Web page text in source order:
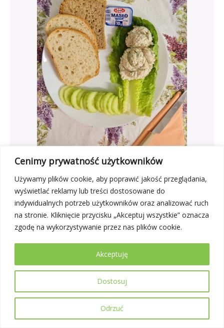
Cenimy prywatność użytkowników
Używamy plików cookie, aby poprawić jakość przeglądania,
wyświetlać reklamy lub treści dostosowane do
indywidualnych potrzeb użytkowników oraz analizować ruch
na stronie. Kliknięcie przycisku „Akceptuj wszystkie” oznacza
zgodę na wykorzystywanie przez nas plików cookie.
Dostosuj
Odrzuć
Akceptuję
Herbata czarna (napar bez cukru) –250ml
Chleb graham- 30g
(gluten, sezam)
Chleb pszenny -60g
(gluten)
Masło -10g
(mleko)
Pasta z twarogu i makreli z koperkiem-90g
(mleko, ryba)
Sałata rzymska-30g
Ogórek świeży -65g
Sante fit ciasteczko zbożowe bez cukru- 50g